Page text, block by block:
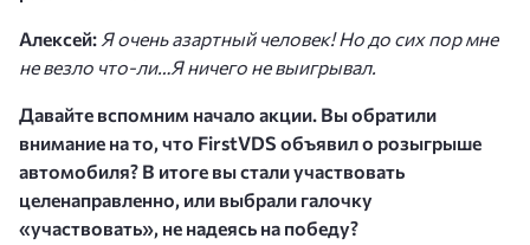
Алексей: Я очень азартный человек! Но до сих пор мне
не везло что-ли…Я ничего не выигрывал.
Давайте вспомним начало акции. Вы обратили
внимание на то, что FirstVDS объявил о розыгрыше
автомобиля? В итоге вы стали участвовать
целенаправленно, или выбрали галочку
«участвовать», не надеясь на победу?